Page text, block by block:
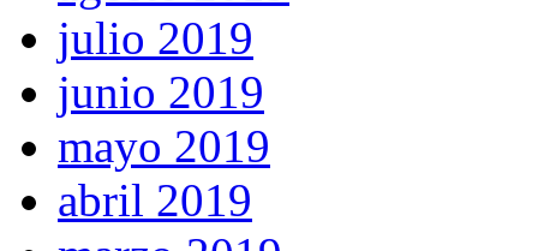
julio 2019
junio 2019
mayo 2019
abril 2019